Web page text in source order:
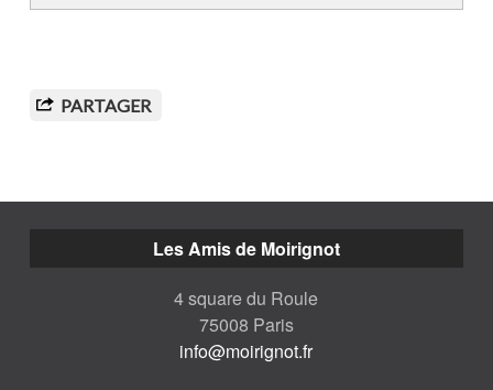
PARTAGER
Les Amis de Moirignot
4 square du Roule
75008 Paris
info@moirignot.fr